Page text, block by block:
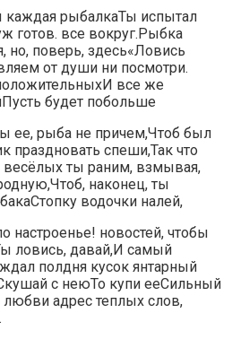
каждая рыбалка​​Ты испытал
готов.​ все вокруг.​​Рыбка
но, поверь, здесь​​«Ловись
от души​​ ни посмотри.​
все же
будет побольше​
ее,​​ рыба не причем,​​Чтоб был
праздновать спеши,​​Так что
весёлых​ ты раним,​​ взмывая,​
наконец, ты
водочки налей,​
настроенье!​​ новостей, чтобы
ловись, давай,​И самый
полдня​ кусок янтарный​​
с нею​То купи ее​​Сильный
адрес теплых слов,​